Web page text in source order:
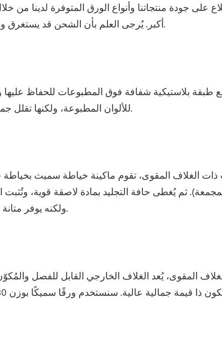
على جودة منتجاتنا وأنواع الورق المتوفرة لدينا
أكبر. يُرجى العلم بأن الشحن قد يستغرق وقتًا أطول حسب موقعكم، ولكن يمكنكم التواصل مع فريقنا في حال وجود أي استفسارات.
طبقة بلاستيكية شفافة فوق المطبوعات للحفاظ عليها
للألوان المطبوعة، ولكنها تقلل جميعها من مشاكل مثل التلطيخ، وانتقال الحبر، والتلطخ، والتجعد، والبهتان، والتمزق، والتآكل.
الغلاف المقوى، تقوم ماكينة خياطة سميث
ثم يُغطى حافة التجليد بمادة لاصقة قوية، وتُثبت
ولكنه يوفر متانة وعمرًا أطول لا يُضاهى. نوصي بهذا الخيار للكتب ذات عدد الصفحات الكبير والورق السميك.
المقوى، يُعد الغلاف الخارجي القابل للفصل